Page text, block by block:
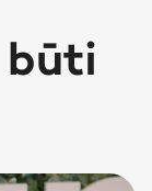
būti